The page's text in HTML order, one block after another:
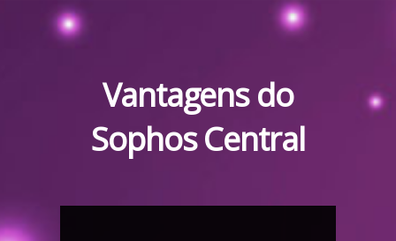
Vantagens do
Sophos Central